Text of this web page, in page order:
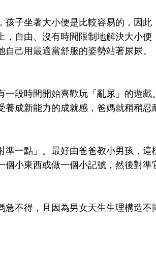
子坐著大小便是比較容易的，因此
自由、沒有時間限制地解決大小便
己用最適當舒服的姿勢站著尿尿。
一段時間開始喜歡玩「亂尿」的遊戲
成新能力的成就感，爸媽就稍稍忍
一點」。最好由爸爸教小男孩，這
小東西或做一個小記號，然後對準
不得，且因為男女天生生理構造不